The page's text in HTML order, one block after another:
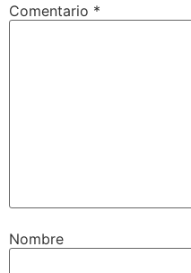
Comentario *
Nombre